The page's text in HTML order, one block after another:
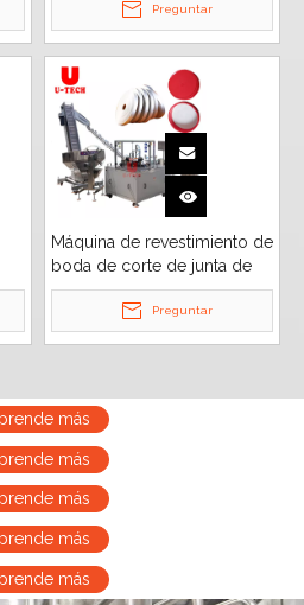
tapado de la máquina
Preguntar
Máquina de revestimiento de
boda de corte de junta de
tapa de un paso lineal
automática de alta velocidad
Preguntar
más
más
más
más
más